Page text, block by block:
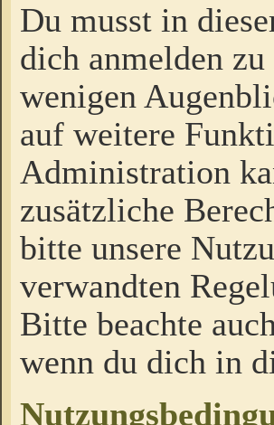
Du musst in
dich anmelden
wenigen
auf weitere
Administration
zusätzliche
bitte unsere
verwandten
Bitte beachte
wenn du dich in